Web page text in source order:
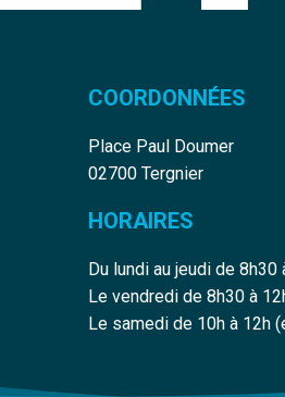
Youtube
COORDONNÉES
Place Paul Doumer
02700 Tergnier
HORAIRES
Du lundi au jeudi de
Le vendredi de 8h30 à
Le samedi de 10h à 12h